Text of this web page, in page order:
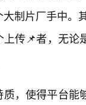
制片厂手中。
传📌者，无
，使得平台能